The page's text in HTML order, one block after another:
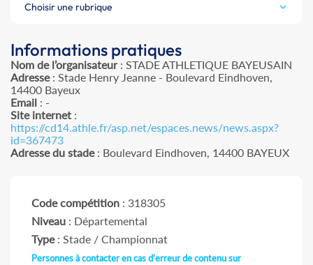
Choisir une rubrique
Informations pratiques
Nom de l’organisateur: STADE ATHLETIQUE BAYEUSAIN
Adresse: Stade Henry Jeanne - Boulevard Eindhoven,
14400 Bayeux
Email : -
Site internet :
https://cd14.athle.fr/asp.net/espaces.news/news.aspx?
id=367473
Adresse du stade: Boulevard Eindhoven, 14400 BAYEUX
Code compétition : 318305
Niveau : Départemental
Type: Stade / Championnat
Personnes à contacter en cas d'erreur de contenu sur